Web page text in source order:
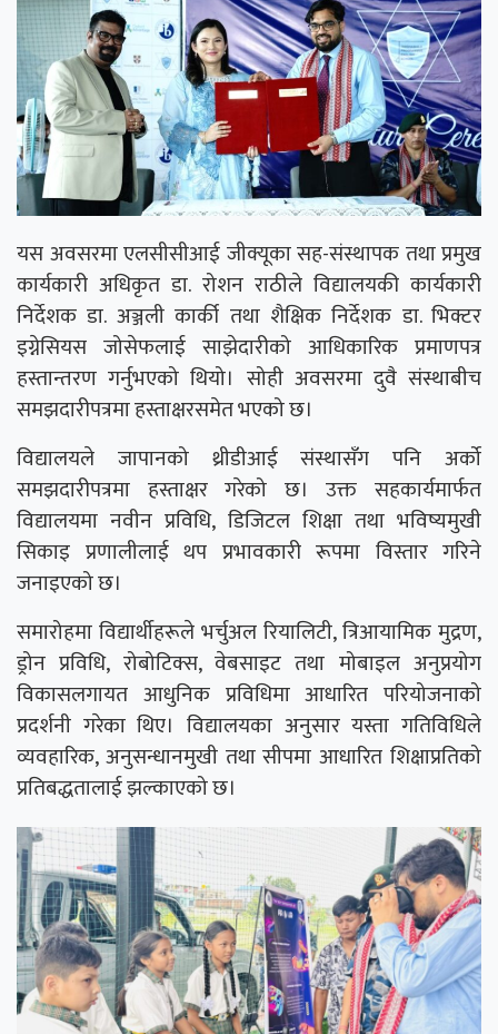
यस अवसरमा एलसीसीआई जीक्यूका सह-संस्थापक तथा प्रमुख
कार्यकारी अधिकृत डा. रोशन राठीले विद्यालयकी कार्यकारी
निर्देशक डा. अञ्जली कार्की तथा शैक्षिक निर्देशक डा. भिक्टर
इग्नेसियस जोसेफलाई साझेदारीको आधिकारिक प्रमाणपत्र
हस्तान्तरण गर्नुभएको थियो। सोही अवसरमा दुवै संस्थाबीच
समझदारीपत्रमा हस्ताक्षरसमेत भएको छ।
विद्यालयले जापानको थ्रीडीआई संस्थासँग पनि अर्को
समझदारीपत्रमा हस्ताक्षर गरेको छ। उक्त सहकार्यमार्फत
विद्यालयमा नवीन प्रविधि, डिजिटल शिक्षा तथा भविष्यमुखी
सिकाइ प्रणालीलाई थप प्रभावकारी रूपमा विस्तार गरिने
जनाइएको छ।
समारोहमा विद्यार्थीहरूले भर्चुअल रियालिटी, त्रिआयामिक मुद्रण,
ड्रोन प्रविधि, रोबोटिक्स, वेबसाइट तथा मोबाइल अनुप्रयोग
विकासलगायत आधुनिक प्रविधिमा आधारित परियोजनाको
प्रदर्शनी गरेका थिए। विद्यालयका अनुसार यस्ता गतिविधिले
व्यवहारिक, अनुसन्धानमुखी तथा सीपमा आधारित शिक्षाप्रतिको
प्रतिबद्धतालाई झल्काएको छ।